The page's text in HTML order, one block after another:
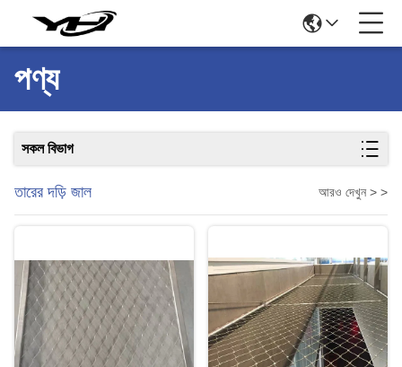
পণ্য
সকল বিভাগ
তারের দড়ি জাল আরও দেখুন > >